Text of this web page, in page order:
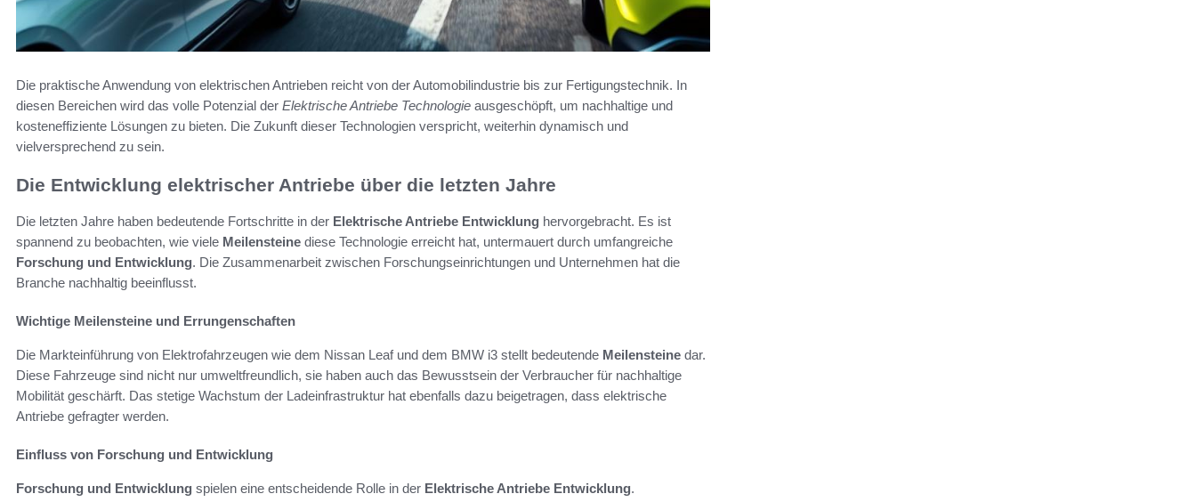
Die praktische Anwendung von elektrischen Antrieben reicht von der Automobilindustrie bis zur Fertigungstechnik. In
diesen Bereichen wird das volle Potenzial der Elektrische Antriebe Technologie ausgeschöpft, um nachhaltige und
kosteneffiziente Lösungen zu bieten. Die Zukunft dieser Technologien verspricht, weiterhin dynamisch und
vielversprechend zu sein.
Die Entwicklung elektrischer Antriebe über die letzten Jahre
Die letzten Jahre haben bedeutende Fortschritte in der Elektrische Antriebe Entwicklung hervorgebracht. Es ist
spannend zu beobachten, wie viele Meilensteine diese Technologie erreicht hat, untermauert durch umfangreiche
Forschung und Entwicklung. Die Zusammenarbeit zwischen Forschungseinrichtungen und Unternehmen hat die
Branche nachhaltig beeinflusst.
Wichtige Meilensteine und Errungenschaften
Die Markteinführung von Elektrofahrzeugen wie dem Nissan Leaf und dem BMW i3 stellt bedeutende Meilensteine dar.
Diese Fahrzeuge sind nicht nur umweltfreundlich, sie haben auch das Bewusstsein der Verbraucher für nachhaltige
Mobilität geschärft. Das stetige Wachstum der Ladeinfrastruktur hat ebenfalls dazu beigetragen, dass elektrische
Antriebe gefragter werden.
Einfluss von Forschung und Entwicklung
Forschung und Entwicklung spielen eine entscheidende Rolle in der Elektrische Antriebe Entwicklung.